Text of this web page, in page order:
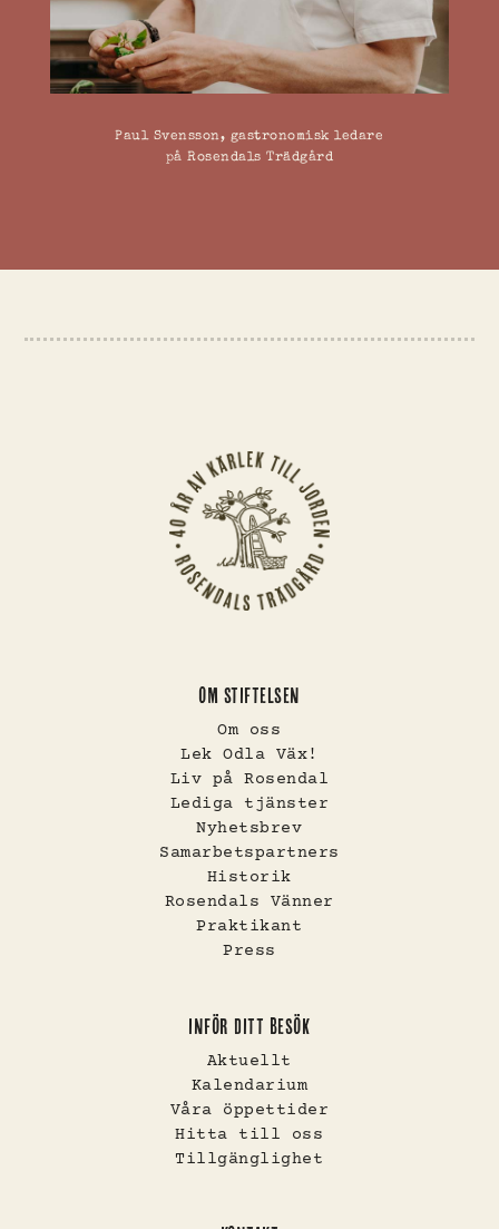
Paul Svensson, gastronomisk ledare
på Rosendals Trädgård
OM STIFTELSEN
Om oss
Lek Odla Väx!
Liv på Rosendal
Lediga tjänster
Nyhetsbrev
Samarbetspartners
Historik
Rosendals Vänner
Praktikant
Press
INFÖR DITT BESÖK
Aktuellt
Kalendarium
Våra öppettider
Hitta till oss
Tillgänglighet